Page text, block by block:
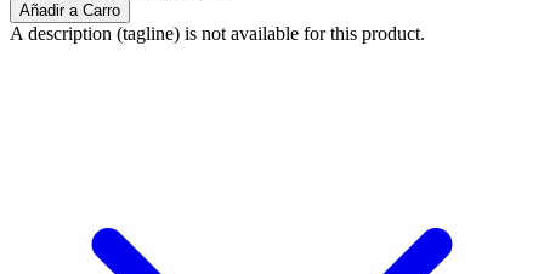
Añadir a Carro
A description (tagline) is not available for this product.